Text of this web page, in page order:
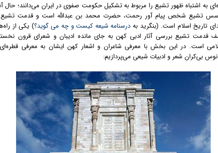
به اشتباه ظهور تشیع را مربوط به تشکیل حکومت صفوی در ایران می‌دانند؛ حال
تشیع شخص پیام آور رحمت، حضرت محمد بن عبدالله است و قدمت تشیع
تاریخ اسلام است. (بنگرید به درسنامه شیعه کیست و چه می گوید؟) یکی از
قدمت تشیع بررسی آثار ادبی کهن به جای مانده ادیبان و شعرای قرون
است. در این بخش با معرفی شاعران و اشعار کهن ایشان به معرفی
بی‌کران شعر و ادبیات شیعی می‌پردازیم: